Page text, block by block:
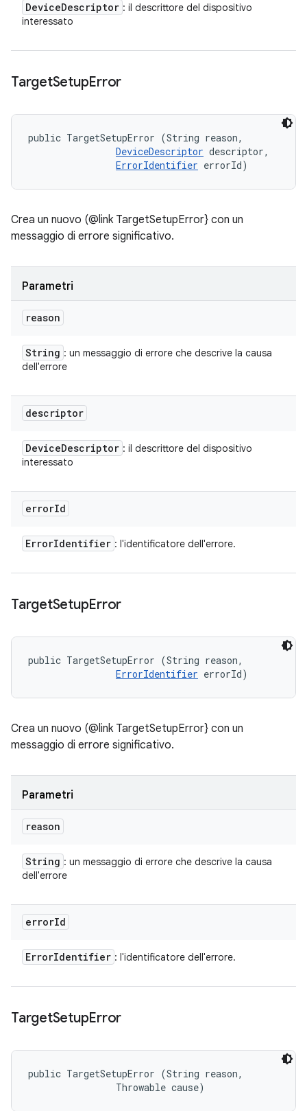
DeviceDescriptor : il descrittore del dispositivo
interessato
TargetSetupError
public TargetSetupError (String reason,
DeviceDescriptor descriptor,
ErrorIdentifier errorId)
Crea un nuovo (@link TargetSetupError} con un
messaggio di errore significativo.
Parametri
reason
String : un messaggio di errore che descrive la causa
dell'errore
descriptor
DeviceDescriptor : il descrittore del dispositivo
interessato
errorId
ErrorIdentifier : l'identificatore dell'errore.
TargetSetupError
public TargetSetupError (String reason,
ErrorIdentifier errorId)
Crea un nuovo (@link TargetSetupError} con un
messaggio di errore significativo.
Parametri
reason
String : un messaggio di errore che descrive la causa
dell'errore
errorId
ErrorIdentifier : l'identificatore dell'errore.
TargetSetupError
public TargetSetupError (String reason,
                Throwable cause)